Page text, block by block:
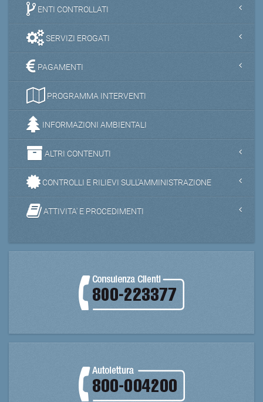
ENTI CONTROLLATI
SERVIZI EROGATI
PAGAMENTI
PROGRAMMA INTERVENTI
INFORMAZIONI AMBIENTALI
ALTRI CONTENUTI
CONTROLLI E RILIEVI SULL'AMMINISTRAZIONE
ATTIVITA' E PROCEDIMENTI